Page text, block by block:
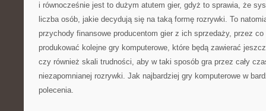
i równocześnie jest to dużym atutem gier, gdyż to sprawia, że
liczba osób, jakie decydują się na taką formę rozrywki. To
przychody finansowe producentom gier z ich sprzedaży, przez
produkować kolejne gry komputerowe, które będą zawierać
czy również skali trudności, aby w taki sposób gra przez cały
niezapomnianej rozrywki. Jak najbardziej gry komputerowe w
polecenia.